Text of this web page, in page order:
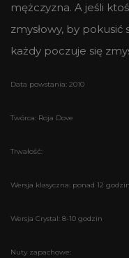
mężczyzna. A jeśli
zmysłowy, by
każdy poczuje się
Data powstania: 2010
Twórca: Roja Dove
Trwałość:
Wersja klasyczna: ponad 12 godzin
Wersja Crystal: 8-10 godzin
Nuty zapachowe: